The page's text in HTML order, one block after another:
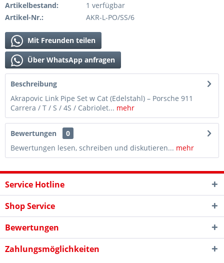
Artikelbestand:
1 verfügbar
Artikel-Nr.:
AKR-L-PO/SS/6
Mit Freunden teilen
Über WhatsApp anfragen
Beschreibung
Akrapovic Link Pipe Set w Cat (Edelstahl) – Porsche 911
Carrera / T / S / 4S / Cabriolet... mehr
Bewertungen
0
Bewertungen lesen, schreiben und diskutieren... mehr
Service Hotline
Shop Service
Bewertungen
Zahlungsmöglichkeiten